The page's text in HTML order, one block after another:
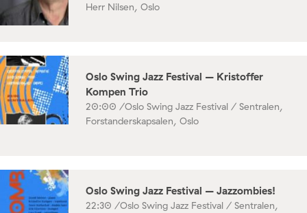
Herr Nilsen, Oslo
Oslo Swing Jazz Festival – Kristoffer
Kompen Trio
20:00 /Oslo Swing Jazz Festival / Sentralen,
Forstanderskapsalen, Oslo
Oslo Swing Jazz Festival – Jazzombies!
22:30 /Oslo Swing Jazz Festival / Sentralen,